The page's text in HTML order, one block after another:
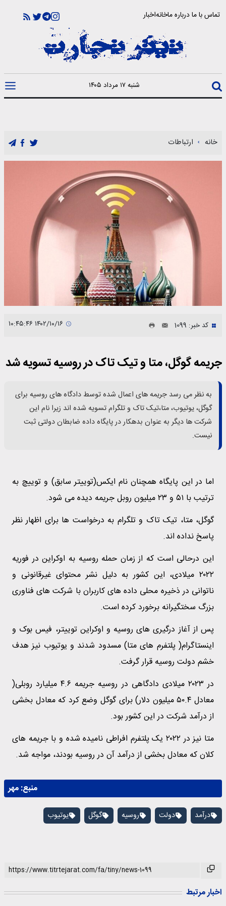
تماس با مادرباره ماخانهاخبار
شنبه ۱۷ مرداد ۱۴۰۵
خانه ارتباطات
کد خبر: 1099
جریمه گوگل، متا و تیک تاک در روسیه تسویه شد
به نظر می رسد جریمه های اعمال شده توسط دادگاه های روسیه برای
گوگل، یوتیوب، متا،تیک تاک و تلگرام تسویه شده اند زیرا نام این
شرکت ها دیگر به عنوان بدهکار در پایگاه داده ضابطان دولتی ثبت
نیست.
اما در این پایگاه همچنان نام ایکس(توییتر سابق) و توییچ به
ترتیب با ۵۱ و ۲۳ میلیون روبل جریمه دیده می شود.
گوگل، متا، تیک تاک و تلگرام به درخواست ها برای اظهار نظر
پاسخ نداده اند.
این درحالی است که از زمان حمله روسیه به اوکراین در فوریه
۲۰۲۲ میلادی، این کشور به دلیل نشر محتوای غیرقانونی و
ناتوانی در ذخیره محلی داده های کاربران با شرکت های فناوری
بزرگ سختگیرانه برخورد کرده است.
پس از آغاز درگیری های روسیه و اوکراین توییتر، فیس بوک و
اینستاگرام( پلتفرم های متا) مسدود شدند و یوتیوب نیز هدف
خشم دولت روسیه قرار گرفت.
در ۲۰۲۳ میلادی دادگاهی در روسیه جریمه ۴.۶ میلیارد روبلی(
معادل ۵۰.۴ میلیون دلار) برای گوگل وضع کرد که معادل بخشی
از درآمد شرکت در این کشور بود.
متا نیز در ۲۰۲۲ یک پلتفرم افراطی نامیده شده و با جریمه های
کلان که معادل بخشی از درآمد آن در روسیه بودند، مواجه شد.
منبع:مهر
درآمد دولت روسیه گوگل یوتیوب
اخبار مرتبط